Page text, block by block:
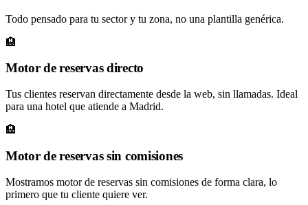
Todo pensado para tu sector y tu zona, no una plantilla genérica.
🏨
Motor de reservas directo
Tus clientes reservan directamente desde la web, sin llamadas. Ideal
para una hotel que atiende a Madrid.
🏨
Motor de reservas sin comisiones
Mostramos motor de reservas sin comisiones de forma clara, lo
primero que tu cliente quiere ver.